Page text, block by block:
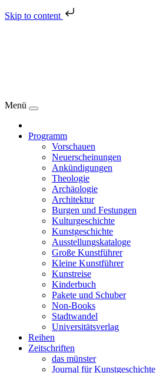
Skip to content
Menü
Programm
Vorschauen
Neuerscheinungen
Ankündigungen
Theologie
Archäologie
Architektur
Burgen und Festungen
Kulturgeschichte
Kunstgeschichte
Ausstellungskataloge
Große Kunstführer
Kleine Kunstführer
Kunstreise
Kinderbuch
Pakete und Schuber
Non-Books
Stadtwandel
Universitätsverlag
Reihen
Zeitschriften
das münster
Journal für Kunstgeschichte